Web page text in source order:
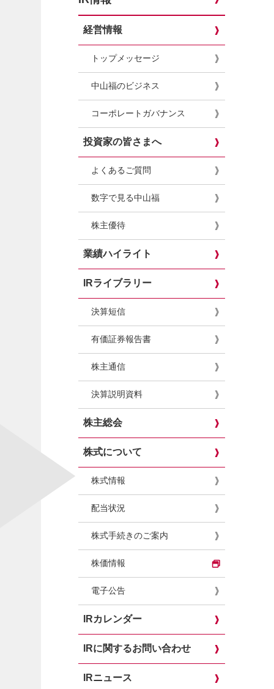
経営情報
トップメッセージ
中山福のビジネス
コーポレートガバナンス
投資家の皆さまへ
よくあるご質問
数字で見る中山福
株主優待
業績ハイライト
IRライブラリー
決算短信
有価証券報告書
株主通信
決算説明資料
株主総会
株式について
株式情報
配当状況
株式手続きのご案内
株価情報
電子公告
IRカレンダー
IRに関するお問い合わせ
IRニュース